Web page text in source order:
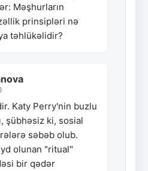
Məşhurların
prinsipləri nə
təhlükəlidir?
Katy Perry'nin buzlu
şübhəsiz ki, sosial
səbəb olub.
olunan "ritual"
bir qədər